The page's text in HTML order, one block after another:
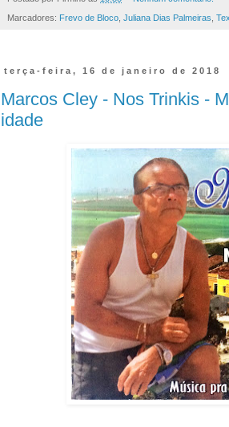
Marcadores: Frevo de Bloco Juliana Dias Palmeiras
terça-feira, 16 de janeiro de 2018
Marcos Cley - Nos Trinkis -
idade